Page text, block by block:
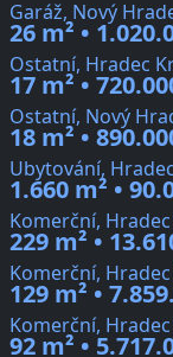
Garáž, Nový
26 m² •
Ostatní, Hradec
17 m² •
Ostatní, Nový
18 m² •
Ubytování,
1.660 m² •
Komerční,
229 m² •
Komerční,
129 m² •
Komerční,
92 m² •